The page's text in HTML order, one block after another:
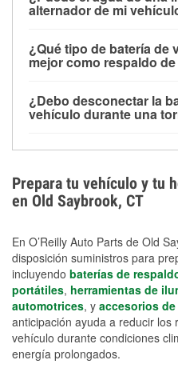
limitado, pero el uso
contar con un equipo de
cortes prolongados.
alternador de mi
parte baja del
dañarse si se sumergen,
días después de la
¿Qué tipo de batería de
mejor como respaldo
para aplicaciones de ciclo
selladas, resistentes a las
¿Debo desconectar la
vehículo durante una
los daños por
preparar opciones de
medidas de protección
Prepara tu vehículo y tu
en Old Saybrook, CT
En O’Reilly Auto Parts de Old
disposición suministros para
incluyendo baterías de
portátiles, herramientas de
automotrices, y accesorios
anticipación ayuda a reducir los
vehículo durante condiciones
energía prolongados.